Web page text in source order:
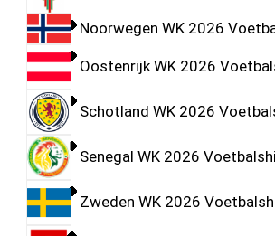
Noorwegen WK 2026
Oostenrijk WK 2026
Schotland WK 2026
Senegal WK 2026
Zweden WK 2026